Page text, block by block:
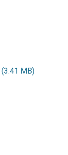
(3.41 MB)